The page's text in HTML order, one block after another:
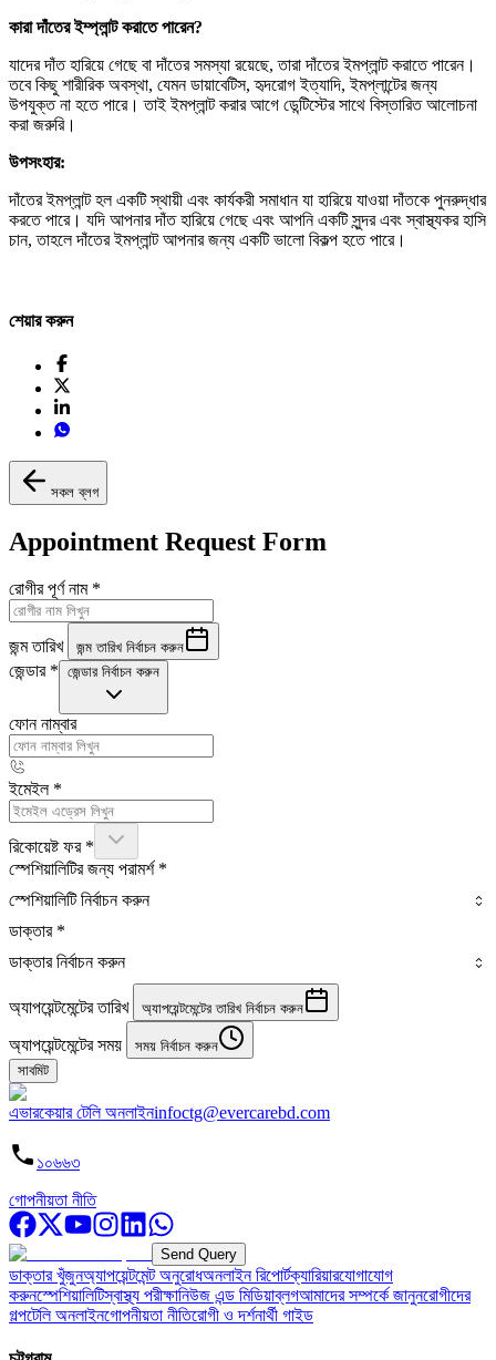
কারাদাঁতেরইম্প্লান্টকরাতেপারেন?
যাদের দাঁত হারিয়ে গেছে বা দাঁতের সমস্যা রয়েছে, তারা দাঁতের ইমপ্লান্ট করাতে পারেন।
তবে কিছু শারীরিক অবস্থা, যেমন ডায়াবেটিস, হৃদরোগ ইত্যাদি, ইমপ্লান্টের জন্য
উপযুক্ত না হতে পারে। তাই ইমপ্লান্ট করার আগে ডেন্টিস্টের সাথে বিস্তারিত আলোচনা
করা জরুরি।
উপসংহার:
দাঁতের ইমপ্লান্ট হল একটি স্থায়ী এবং কার্যকরী সমাধান যা হারিয়ে যাওয়া দাঁতকে পুনরুদ্ধার
করতে পারে। যদি আপনার দাঁত হারিয়ে গেছে এবং আপনি একটি সুন্দর এবং স্বাস্থ্যকর হাসি
চান, তাহলে দাঁতের ইমপ্লান্ট আপনার জন্য একটি ভালো বিকল্প হতে পারে।
শেয়ার করুন
সকল ব্লগ
Appointment Request Form
রোগীর পূর্ণ নাম *
জন্ম তারিখ জন্ম তারিখ নির্বাচন করুন
জেন্ডার * জেন্ডার নির্বাচন করুন
ফোন নাম্বার
ইমেইল *
রিকোয়েষ্ট ফর *
স্পেশিয়ালিটির জন্য পরামর্শ *
স্পেশিয়ালিটি নির্বাচন করুন
ডাক্তার *
ডাক্তার নির্বাচন করুন
অ্যাপয়েন্টমেন্টের তারিখ অ্যাপয়েন্টমেন্টের তারিখ নির্বাচন করুন
অ্যাপয়েন্টমেন্টের সময়
সময় নির্বাচন করুন
সাবমিট
এভারকেয়ার টেলি অনলাইনinfoctg@evercarebd.com
১০৬৬৩
গোপনীয়তা নীতি
Send Query
ডাক্তার খুঁজুনঅ্যাপয়েন্টমেন্ট অনুরোধঅনলাইন রিপোর্টক্যারিয়ারযোগাযোগ
করুনস্পেশিয়ালিটিস্বাস্থ্য পরীক্ষানিউজ এন্ড মিডিয়াব্লগআমাদের সম্পর্কে জানুনরোগীদের
গল্পটেলি অনলাইনগোপনীয়তা নীতিরোগী ও দর্শনার্থী গাইড